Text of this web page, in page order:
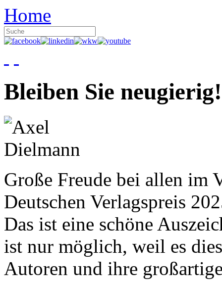
Home
Bleiben Sie neugierig!
Große Freude bei allen im
Deutschen Verlagspreis
Das ist eine schöne
ist nur möglich, weil es
Autoren und ihre